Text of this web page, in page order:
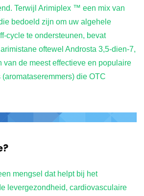
Terwijl Arimiplex ™ een mix van
bedoeld zijn om uw algehele
cycle te ondersteunen, bevat
oftewel Androsta 3,5-dien-7,
van de meest effectieve en populaire
die OTC
mengsel dat helpt bij het
levergezondheid, cardiovasculaire